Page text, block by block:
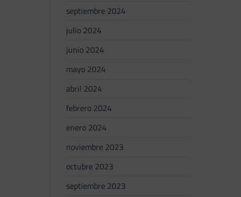
septiembre 2024
julio 2024
junio 2024
mayo 2024
abril 2024
febrero 2024
enero 2024
noviembre 2023
octubre 2023
septiembre 2023